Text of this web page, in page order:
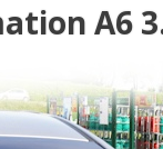
A6